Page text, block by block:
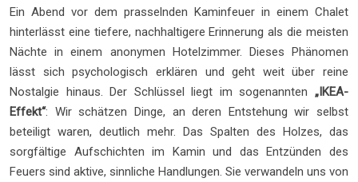
Ein Abend vor dem prasselnden Kaminfeuer in einem Chalet
hinterlässt eine tiefere, nachhaltigere Erinnerung als die meisten
Nächte in einem anonymen Hotelzimmer. Dieses Phänomen
lässt sich psychologisch erklären und geht weit über reine
Nostalgie hinaus. Der Schlüssel liegt im sogenannten „IKEA-
Effekt“: Wir schätzen Dinge, an deren Entstehung wir selbst
beteiligt waren, deutlich mehr. Das Spalten des Holzes, das
sorgfältige Aufschichten im Kamin und das Entzünden des
Feuers sind aktive, sinnliche Handlungen. Sie verwandeln uns von